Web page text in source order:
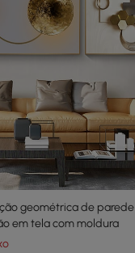
geométrica de parede
em tela com moldura